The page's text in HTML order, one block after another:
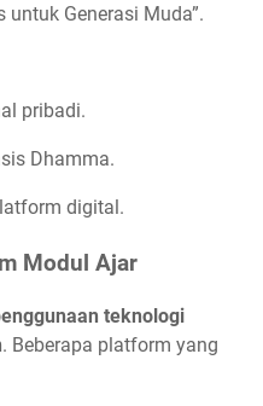
untuk Generasi Muda”.
pribadi.
Dhamma.
digital.
Modul Ajar
teknologi
. Beberapa platform yang